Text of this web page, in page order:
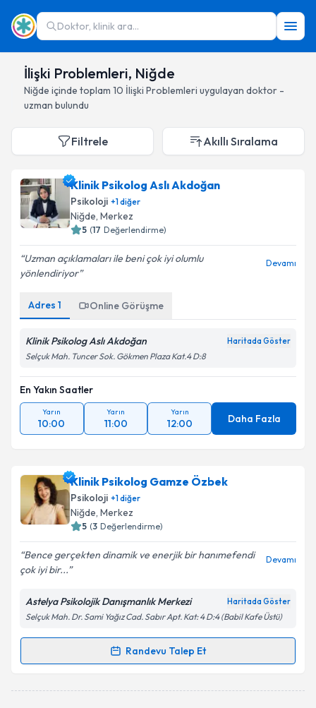
Doktor, klinik ara...
İlişki Problemleri, Niğde
Niğde içinde toplam 10 İlişki Problemleri uygulayan doktor -
uzman bulundu
Filtrele Akıllı Sıralama
Klinik Psikolog Aslı Akdoğan
Psikoloji +1diğer
Niğde, Merkez
5 (17 Değerlendirme)
Uzman açıklamaları ile beni çok iyi olumlu
yönlendiriyor
Devamı
Adres 1 Online Görüşme
Klinik Psikolog Aslı Akdoğan Haritada Göster
Selçuk Mah. Tuncer Sok. Gökmen Plaza Kat.4 D:8
En Yakın Saatler
Yarın
10:00
Yarın
11:00
Yarın
12:00 Daha Fazla
Klinik Psikolog Gamze Özbek
Psikoloji +1diğer
Niğde, Merkez
5 (3 Değerlendirme)
Bence gerçekten dinamik ve enerjik bir hanımefendi
çok iyi bir...
Devamı
Astelya Psikolojik Danışmanlık Merkezi Haritada Göster
Selçuk Mah. Dr. Sami Yağız Cad. Sabır Apt. Kat: 4 D:4 (Babil Kafe Üstü)
Randevu Talep Et
Randevu Takvimi Talebi